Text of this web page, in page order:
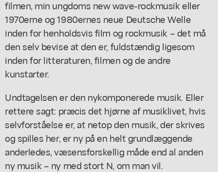
filmen, min ungdoms new wave-rockmusik eller
1970erne og 1980ernes neue Deutsche Welle
inden for henholdsvis film og rockmusik – det må
den selv bevise at den er, fuldstændig ligesom
inden for litteraturen, filmen og de andre
kunstarter.
Undtagelsen er den nykomponerede musik. Eller
rettere sagt: præcis det hjørne af musiklivet, hvis
selvforståelse er, at netop den musik, der skrives
og spilles her, er ny på en helt grundlæggende
anderledes, væsensforskellig måde end al anden
ny musik – ny med stort N, om man vil.